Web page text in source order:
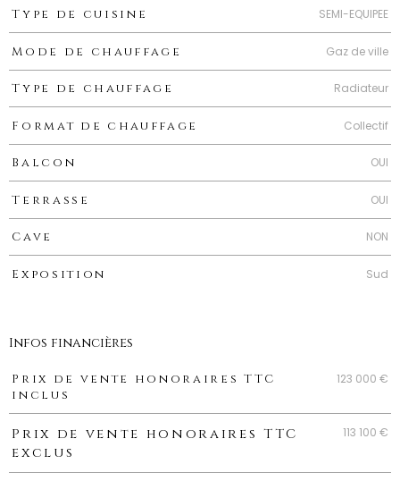
Type de cuisine SEMI-EQUIPEE
Mode de chauffage Gaz de ville
Type de chauffage Radiateur
Format de chauffage Collectif
Balcon OUI
Terrasse OUI
Cave NON
Exposition Sud
Infos financières
Caractéristiques Valeurs
Prix de vente honoraires TTC
inclus
123 000 €
Prix de vente honoraires TTC
exclus
113 100 €